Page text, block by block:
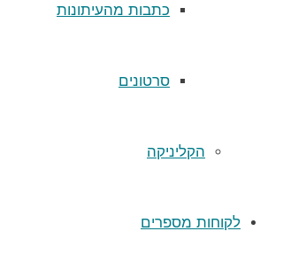
כתבות מהעיתונות
סרטונים
הקליניקה
לקוחות מספרים